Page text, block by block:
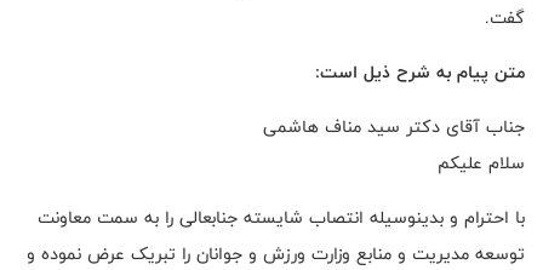
گفت.
متن پیام به شرح ذیل است:
جناب آقای دکتر سید مناف هاشمی
با احترام و بدینوسیله انتصاب شایسته جنابعالی را به سمت معاونت
توسعه مدیریت و منابع وزارت ورزش و جوانان را تبریک عرض نموده و